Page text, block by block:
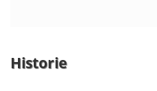
Historie